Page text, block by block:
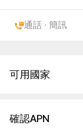
通話 · 簡訊
可用國家
確認APN